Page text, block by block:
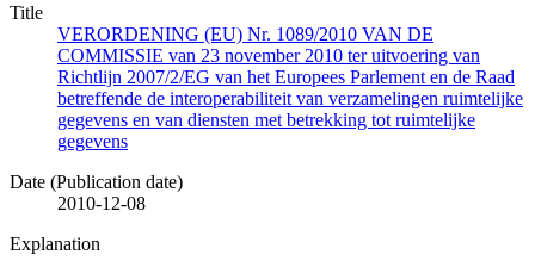
Title
VERORDENING (EU) Nr. 1089/2010 VAN DE
COMMISSIE van 23 november 2010 ter uitvoering van
Richtlijn 2007/2/EG van het Europees Parlement en de Raad
betreffende de interoperabiliteit van verzamelingen ruimtelijke
gegevens en van diensten met betrekking tot ruimtelijke
gegevens
Date (Publication date)
2010-12-08
Explanation